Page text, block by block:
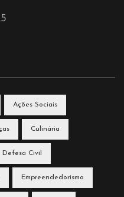
Ações Sociais
Culinária
Defesa Civil
Empreendedorismo